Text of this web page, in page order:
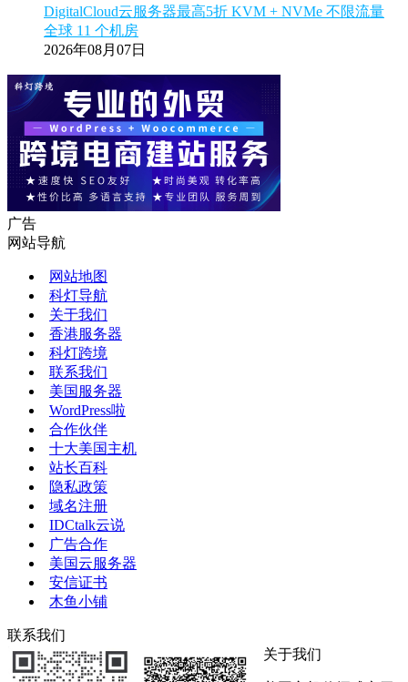
DigitalCloud云服务器最高5折 KVM + NVMe 不限流量
全球 11 个机房
2026年08月07日
广告
网站导航
网站地图
科灯导航
关于我们
香港服务器
科灯跨境
联系我们
美国服务器
WordPress啦
合作伙伴
十大美国主机
站长百科
隐私政策
域名注册
IDCtalk云说
广告合作
美国云服务器
安信证书
木鱼小铺
联系我们
关于我们